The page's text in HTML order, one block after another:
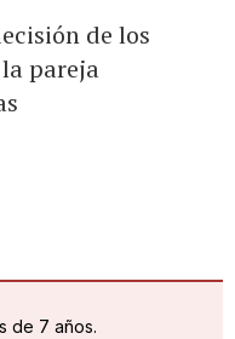
de los
pareja
de 7 años.